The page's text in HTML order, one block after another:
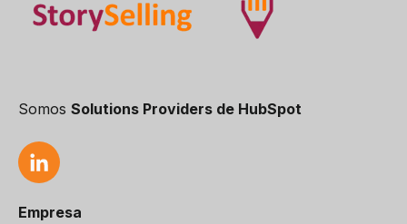
Somos Solutions Providers de HubSpot
Empresa